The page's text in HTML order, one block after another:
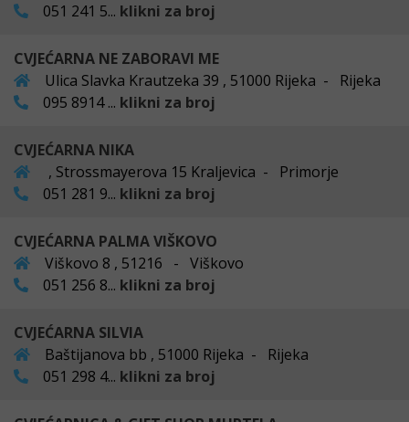
051 241 5... klikni za broj
CVJEĆARNA NE ZABORAVI ME
Ulica Slavka Krautzeka 39 , 51000 Rijeka - Rijeka
095 8914 ... klikni za broj
CVJEĆARNA NIKA
, Strossmayerova 15 Kraljevica - Primorje
051 281 9... klikni za broj
CVJEĆARNA PALMA VIŠKOVO
Viškovo 8 , 51216 - Viškovo
051 256 8... klikni za broj
CVJEĆARNA SILVIA
Baštijanova bb , 51000 Rijeka - Rijeka
051 298 4... klikni za broj